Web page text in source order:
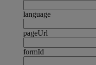
language
pageUrl
formId